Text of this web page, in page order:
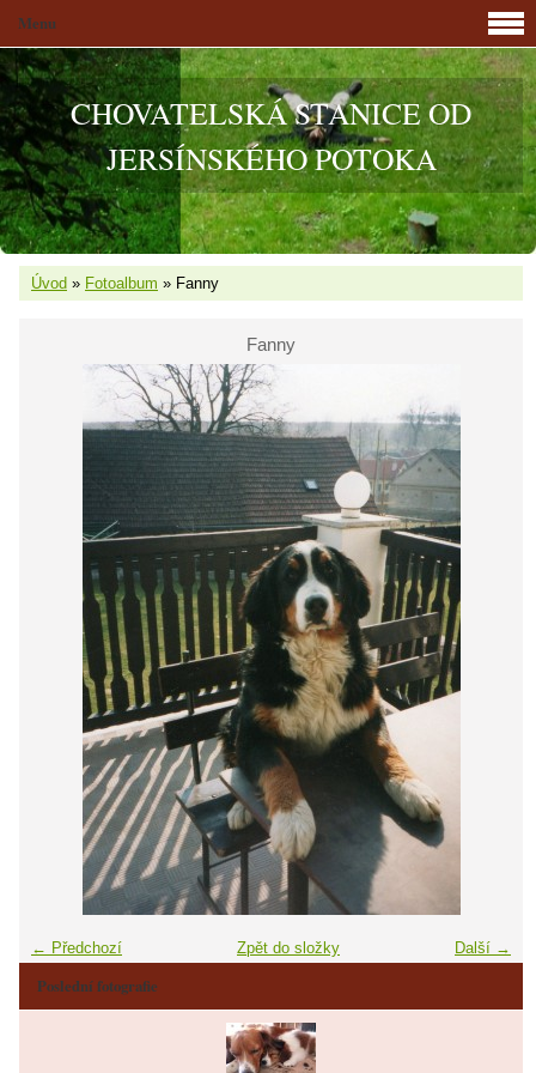
CHOVATELSKÁ STANICE OD
JERSÍNSKÉHO POTOKA
Úvod » Fotoalbum » Fanny
Fanny
← Předchozí Další →
Zpět do složky
Menu
Poslední fotografie